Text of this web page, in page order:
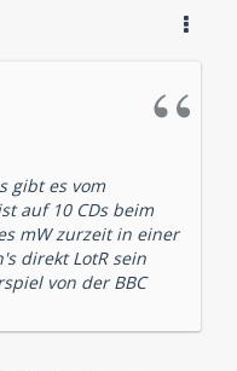
gibt es vom
auf 10 CDs beim
mW zurzeit in einer
direkt LotR sein
von der BBC